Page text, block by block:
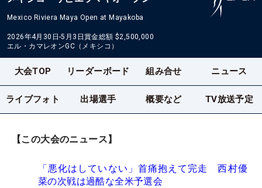
Mexico Riviera Maya Open at Mayakoba
2026年4月30日-5月3日賞金総額 $2,500,000
エル・カマレオンGC（メキシコ）
大会TOP リーダーボード 組み合せ ニュース
ライブフォト 出場選手 概要など TV放送予定
【この大会のニュース】
「悪化はしていない」首痛抱えて完走 西村優
菜の次戦は過酷な全米予選会